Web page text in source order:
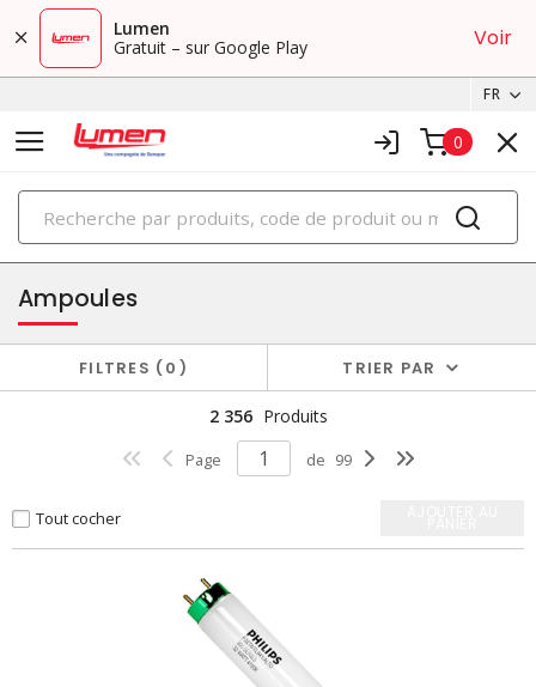
Lumen
Gratuit – sur Google Play
Voir
FR
0
PRODUITS
éclairage
Ampoules
FILTRES 0 TRIER PAR
2 356 Produits
Page de 99
Tout cocher